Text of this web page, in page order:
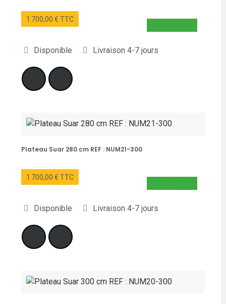
1 700,00 € TTC
Disponible Livraison 4-7 jours
Plateau Suar 280 cm REF : NUM21-300
1 700,00 € TTC
Disponible Livraison 4-7 jours